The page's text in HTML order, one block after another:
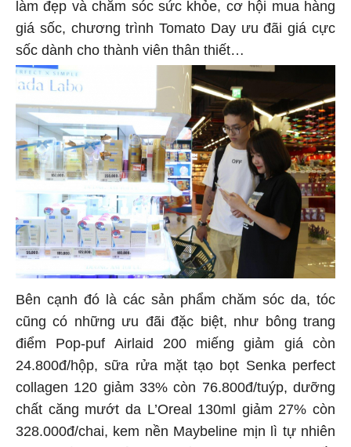
làm đẹp và chăm sóc sức khỏe, cơ hội mua hàng
giá sốc, chương trình Tomato Day ưu đãi giá cực
sốc dành cho thành viên thân thiết…
Bên cạnh đó là các sản phẩm chăm sóc da, tóc
cũng có những ưu đãi đặc biệt, như bông trang
điểm Pop-puf Airlaid 200 miếng giảm giá còn
24.800đ/hộp, sữa rửa mặt tạo bọt Senka perfect
collagen 120 giảm 33% còn 76.800đ/tuýp, dưỡng
chất căng mướt da L’Oreal 130ml giảm 27% còn
328.000đ/chai, kem nền Maybeline mịn lì tự nhiên